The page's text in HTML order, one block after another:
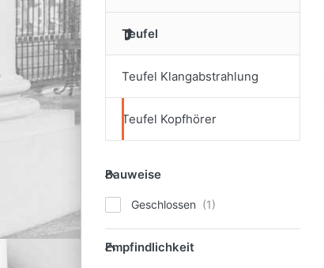
Teufel
Teufel Klangabstrahlung
Teufel Kopfhörer
Bauweise
Bauweise
Geschlossen
Empfindlichkeit
Empfindlichkeit